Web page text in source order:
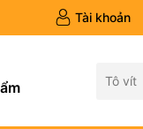
Tài khoản